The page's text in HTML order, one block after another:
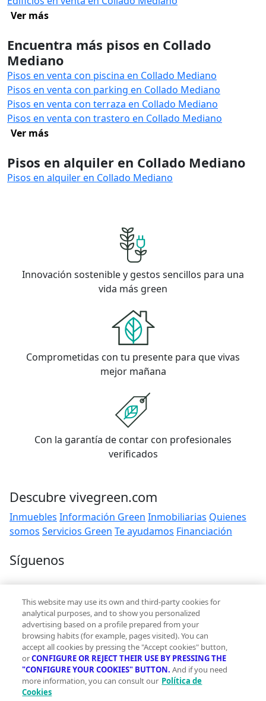
Ver más
Encuentra más pisos en Collado
Mediano
Pisos en venta con piscina en Collado Mediano
Pisos en venta con parking en Collado Mediano
Pisos en venta con terraza en Collado Mediano
Pisos en venta con trastero en Collado Mediano
Ver más
Pisos en alquiler en Collado Mediano
Pisos en alquiler en Collado Mediano
Innovación sostenible y gestos sencillos para una
vida más green
Comprometidas con tu presente para que vivas
mejor mañana
Con la garantía de contar con profesionales
verificados
Descubre vivegreen.com
Inmuebles Información Green Inmobiliarias Quienes
somos Servicios Green Te ayudamos Financiación
Síguenos
Contacto
hola@vivegreen.com
Aviso Legal
Condiciones de uso
This website may use its own and third-party cookies for
analytical purposes, and to show you personalized
advertising based on a profile prepared from your
browsing habits (for example, pages visited). You can
accept all cookies by pressing the "Accept cookies" button,
orCONFIGURE OR REJECT THEIR USE BY PRESSING THE
"CONFIGURE YOUR COOKIES" BUTTON. And if you need
more information, you can consult our Política de
Cookies